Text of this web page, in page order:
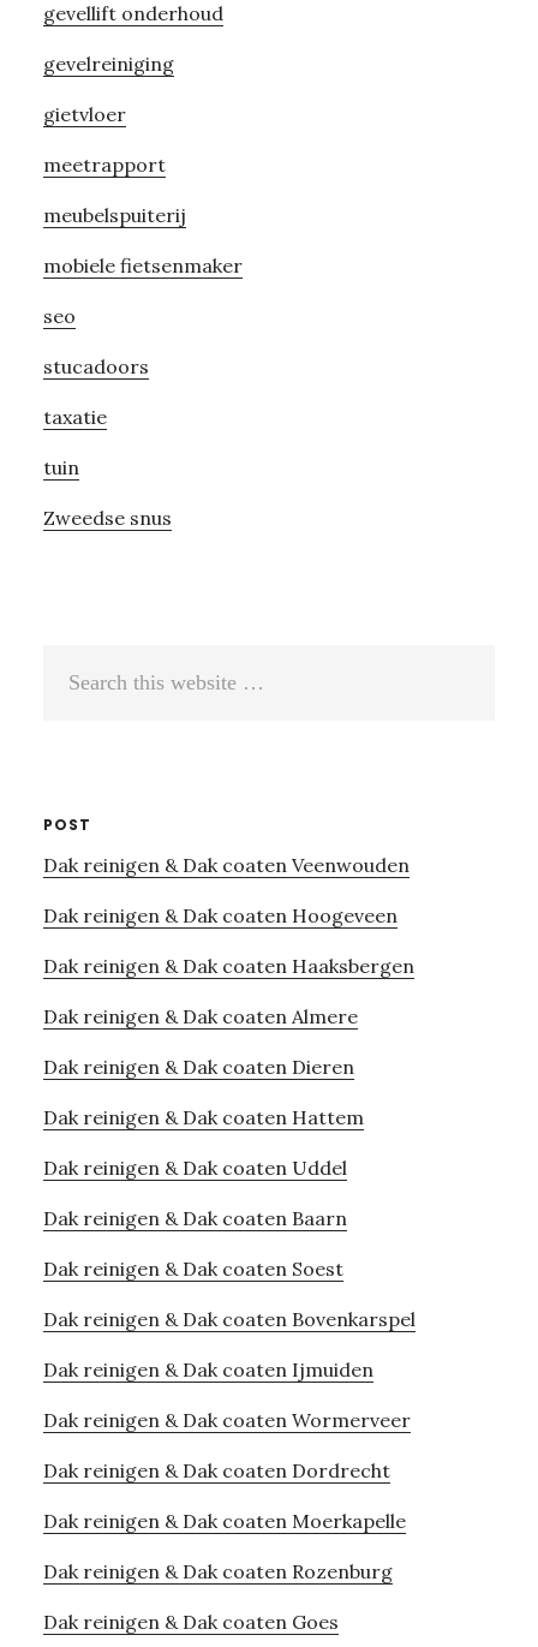
gevellift onderhoud
gevelreiniging
gietvloer
meetrapport
meubelspuiterij
mobiele fietsenmaker
seo
stucadoors
taxatie
tuin
Zweedse snus
POST
Dak reinigen & Dak coaten Veenwouden
Dak reinigen & Dak coaten Hoogeveen
Dak reinigen & Dak coaten Haaksbergen
Dak reinigen & Dak coaten Almere
Dak reinigen & Dak coaten Dieren
Dak reinigen & Dak coaten Hattem
Dak reinigen & Dak coaten Uddel
Dak reinigen & Dak coaten Baarn
Dak reinigen & Dak coaten Soest
Dak reinigen & Dak coaten Bovenkarspel
Dak reinigen & Dak coaten Ijmuiden
Dak reinigen & Dak coaten Wormerveer
Dak reinigen & Dak coaten Dordrecht
Dak reinigen & Dak coaten Moerkapelle
Dak reinigen & Dak coaten Rozenburg
Dak reinigen & Dak coaten Goes